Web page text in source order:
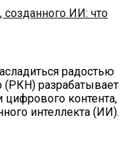
созданного ИИ: что
радостью
разрабатывает
цифрового контента,
интеллекта (ИИ).